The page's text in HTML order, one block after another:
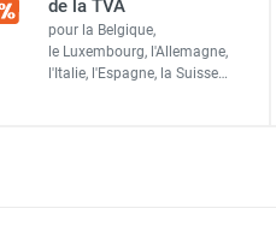
Suède
7393410006582
de la TVA
pour la Belgique,
le Luxembourg, l'Allemagne,
l'Italie, l'Espagne, la Suisse…